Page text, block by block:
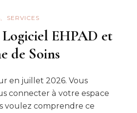
SERVICES
Logiciel EHPAD et
de Soins
en juillet 2026. Vous
connecter à votre espace
voulez comprendre ce